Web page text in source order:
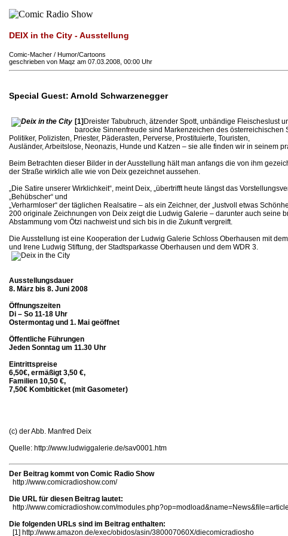
DEIX in the City - Ausstellung
Comic-Macher / Humor/Cartoons
geschrieben von Maqz am 07.03.2008, 00:00 Uhr
Special Guest: Arnold Schwarzenegger
[1] Dreister Tabubruch, ätzender Spott, unbändige Fleischeslust
barocke Sinnenfreude sind Markenzeichen des österreichischen
Politiker, Polizisten, Priester, Päderasten, Perverse, Prostituierte, Touristen,
Ausländer, Arbeitslose, Neonazis, Hunde und Katzen – sie alle finden wir in seinem
Beim Betrachten dieser Bilder in der Ausstellung hält man anfangs die von ihm
der Straße wirklich alle wie von Deix gezeichnet aussehen.
„Die Satire unserer Wirklichkeit“, meint Deix, „übertrifft heute längst das
„Behübscher“ und
„Verharmloser“ der täglichen Realsatire – als ein Zeichner, der „lustvoll etwas
200 originale Zeichnungen von Deix zeigt die Ludwig Galerie – darunter auch seine
Abstammung vom Ötzi nachweist und sich bis in die Zukunft vergreift.
Die Ausstellung ist eine Kooperation der Ludwig Galerie Schloss Oberhausen mit
und Irene Ludwig Stiftung, der Stadtsparkasse Oberhausen und dem WDR 3.
Ausstellungsdauer
8. März bis 8. Juni 2008
Öffnungszeiten
Di – So 11-18 Uhr
Ostermontag und 1. Mai geöffnet
Öffentliche Führungen
Jeden Sonntag um 11.30 Uhr
Eintrittspreise
6,50€, ermäßigt 3,50 €,
Familien 10,50 €,
7,50€ Kombiticket (mit Gasometer)
(c) der Abb. Manfred Deix
Quelle: http://www.ludwiggalerie.de/sav0001.htm
Der Beitrag kommt von Comic Radio Show
http://www.comicradioshow.com/
Die URL für diesen Beitrag lautet:
http://www.comicradioshow.com/
Die folgenden URLs sind im Beitrag enthalten:
[1] http://www.amazon.de/exec/obidos/asin/380007060X/diecomicradiosho